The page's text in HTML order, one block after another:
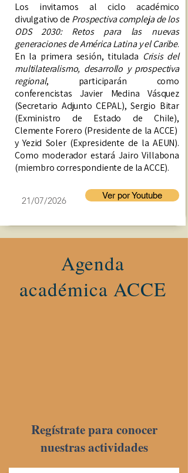
Los invitamos al ciclo académico
divulgativo de Prospectiva compleja de los
ODS 2030: Retos para las nuevas
generaciones de América Latina y el Caribe.
En la primera sesión, titulada Crisis del
multilateralismo, desarrollo y prospectiva
regional, participarán como
conferencistas Javier Medina Vásquez
(Secretario Adjunto CEPAL), Sergio Bitar
(Exministro de Estado de Chile),
Clemente Forero (Presidente de la ACCE)
y Yezid Soler (Expresidente de la AEUN).
Como moderador estará Jairo Villabona
(miembro correspondiente de la ACCE).
21/07/2026 Ver por Youtube
Agenda
académica ACCE
Regístrate para conocer
nuestras actividades